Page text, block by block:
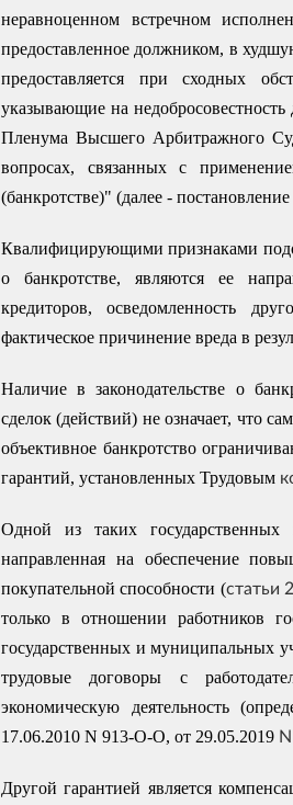
неравноценном встречном
предоставленное должником, в
предоставляется при сходных
указывающие на
Пленума Высшего Арбитражного
вопросах, связанных с
(банкротстве)" (далее -
Квалифицирующими признаками
о банкротстве, являются ее
кредиторов, осведомленность
фактическое причинение вреда в
Наличие в законодательстве о
сделок (действий) не означает, что
объективное банкротство
гарантий, установленных Трудовым
Одной из таких государственных
направленная на обеспечение
покупательной способности (статьи 2
только в отношении работников
государственных и муниципальных
трудовые договоры с
экономическую деятельность
17.06.2010 N 913-О-О, от 29.05.2019
Другой гарантией является